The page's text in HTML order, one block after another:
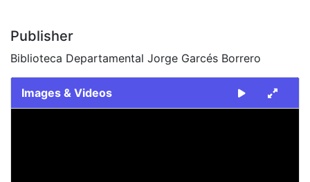
Publisher
Biblioteca Departamental Jorge Garcés Borrero
Images & Videos